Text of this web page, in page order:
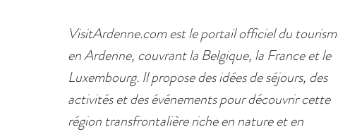
VisitArdenne.com est le portail officiel du
en Ardenne, couvrant la Belgique, la France et le
Luxembourg. Il propose des idées de séjours, des
activités et des événements pour découvrir cette
région transfrontalière riche en nature et en